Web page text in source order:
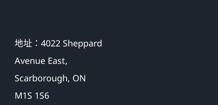
地址：4022 Sheppard
Avenue East,
Scarborough, ON
M1S 1S6